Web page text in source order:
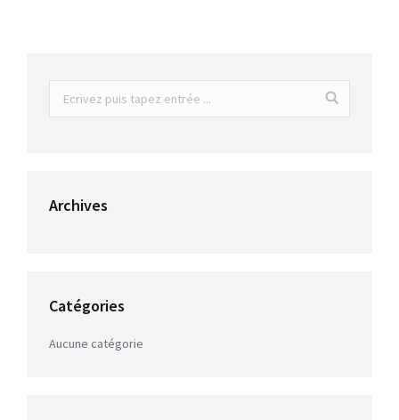
Archives
Catégories
Aucune catégorie